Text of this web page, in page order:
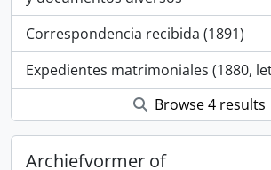
Correspondencia recibida (1891)
Expedientes matrimoniales (1880,
Browse 4 results
Archiefvormer of